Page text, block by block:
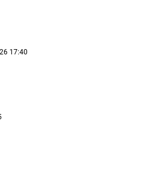
17:40